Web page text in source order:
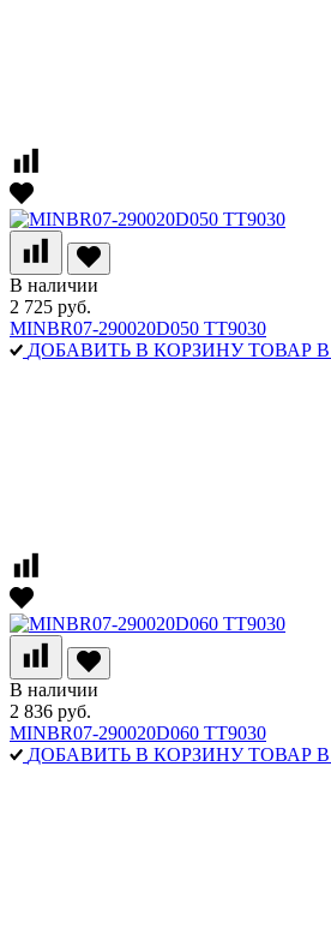
В наличии
2 725 руб.
MINBR07-290020D050 TT9030
ДОБАВИТЬ В КОРЗИНУ ТОВАР
В наличии
2 836 руб.
MINBR07-290020D060 TT9030
ДОБАВИТЬ В КОРЗИНУ ТОВАР